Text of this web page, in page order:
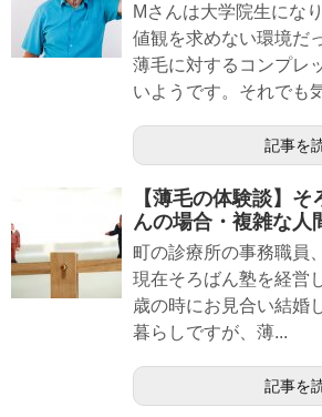
Mさんは大学院生にな
値観を求めない環境だ
薄毛に対するコンプレ
いようです。それでも
記事を
【薄毛の体験談】
んの場合・複雑な人
町の診療所の事務職員
現在そろばん塾を経営
歳の時にお見合い結婚
暮らしですが、薄...
記事を